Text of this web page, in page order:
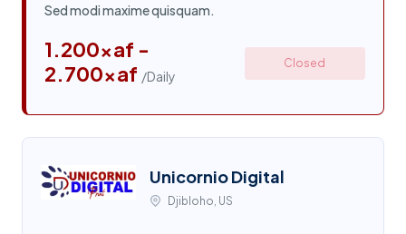
Sed modi maxime quisquam.
1.200xaf -
2.700xaf /Daily
Closed
Unicornio Digital
Djibloho, US